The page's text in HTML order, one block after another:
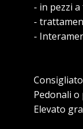
- in pezzi
-
-
Pedonali
Elevato